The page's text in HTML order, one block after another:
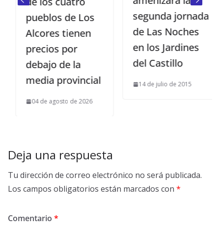
pueblos de Los
Alcores tienen
precios por
debajo de la
media provincial
04 de agosto de 2026
segunda jornada
de Las Noches
en los Jardines
del Castillo
14 de julio de 2015
Deja una respuesta
Tu dirección de correo electrónico no será publicada.
Los campos obligatorios están marcados con *
Comentario *